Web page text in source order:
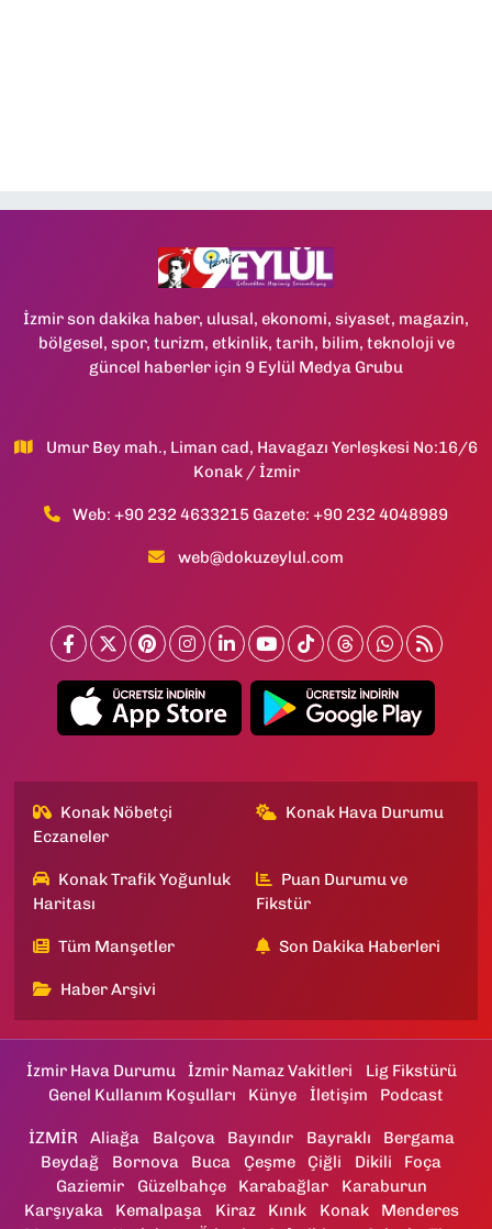
İzmir son dakika haber, ulusal, ekonomi, siyaset, magazin,
bölgesel, spor, turizm, etkinlik, tarih, bilim, teknoloji ve
güncel haberler için 9 Eylül Medya Grubu
Umur Bey mah., Liman cad, Havagazı Yerleşkesi No:16/6
Konak / İzmir
Web: +90 232 4633215 Gazete: +90 232 4048989
web@dokuzeylul.com
Konak Nöbetçi
Eczaneler
Konak Hava Durumu
Konak Trafik Yoğunluk
Haritası
Puan Durumu ve
Fikstür
Tüm Manşetler Son Dakika Haberleri
Haber Arşivi
İzmir Hava Durumu İzmir Namaz Vakitleri
Lig Fikstürü
Genel Kullanım Koşulları
Künye İletişim Podcast
İZMİR Aliağa Balçova Bayındır Bayraklı
Bergama
Beydağ
Bornova Buca Çeşme Çiğli Dikili
Foça
Gaziemir
Güzelbahçe Karabağlar
Karaburun
Karşıyaka
Kemalpaşa Kiraz Kınık Konak
Menderes